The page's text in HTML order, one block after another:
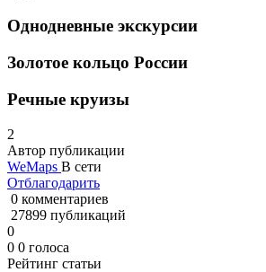
Однодневные экскурсии
Золотое кольцо России
Речные круизы
2
Автор публикации
WeMaps В сети
Отблагодарить
0 комментариев
27899 публикаций
0
0 0 голоса
Рейтинг статьи